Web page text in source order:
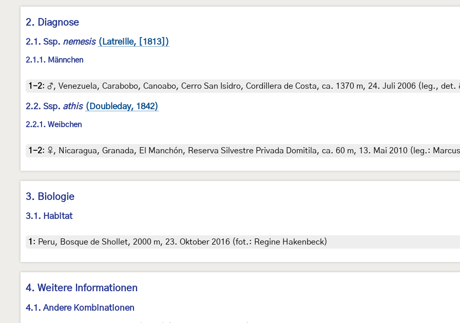
2. Diagnose
2.1. Ssp. nemesis (Latreille, [1813])
2.1.1. Männchen
1-2: ♂, Venezuela, Carabobo, Canoabo, Cerro San Isidro, Cordillera de Costa, ca. 1370 m, 24. Juli 2006 (leg., det.
2.2. Ssp. athis (Doubleday, 1842)
2.2.1. Weibchen
1-2: ♀, Nicaragua, Granada, El Manchón, Reserva Silvestre Privada Domitila, ca. 60 m, 13. Mai 2010 (leg.:
3. Biologie
3.1. Habitat
1 : Peru, Bosque de Shollet, 2000 m, 23. Oktober 2016 (fot.: Regine Hakenbeck)
4. Weitere Informationen
4.1. Andere Kombinationen